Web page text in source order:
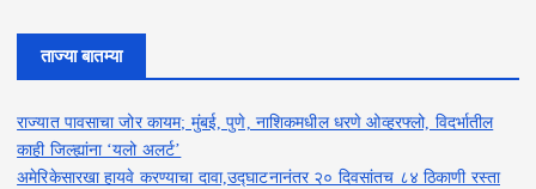
ताज्या बातम्या
राज्यात पावसाचा जोर कायम; मुंबई, पुणे, नाशिकमधील धरणे ओव्हरफ्लो, विदर्भातील
काही जिल्ह्यांना ‘यलो अलर्ट’
अमेरिकेसारखा हायवे करण्याचा दावा,उद्घाटनानंतर २० दिवसांतच ८४ ठिकाणी रस्ता